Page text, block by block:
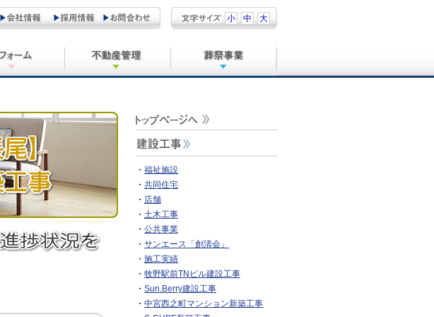
小 中 大
・ 福祉施設
・ 共同住宅
・ 店舗
・ 土木工事
・ 公共事業
・ サンエース「創清会」
・ 施工実績
・ 牧野駅前TNビル建設工事
・ Sun.Berry建設工事
・ 中宮西之町マンション新築工事